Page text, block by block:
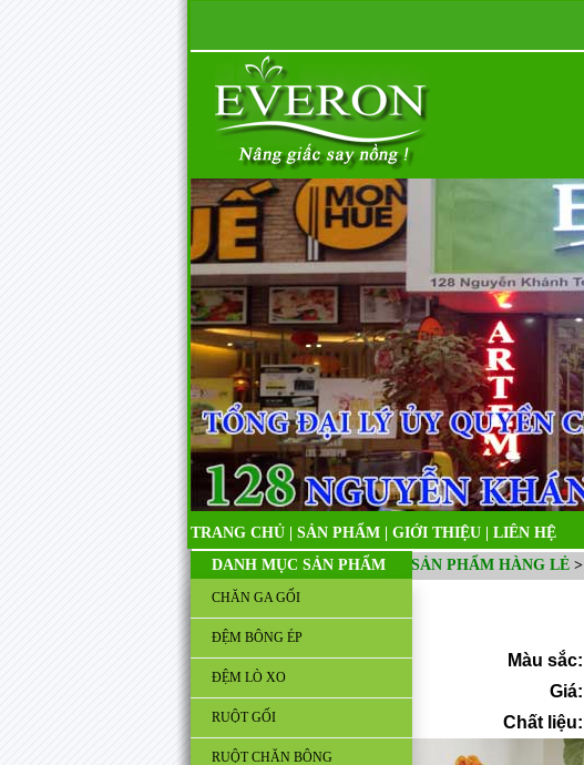
TRANG CHỦ SẢN PHẨM GIỚI THIỆU
LIÊN HỆ
DANH MỤC SẢN PHẨM
CHĂN GA GỐI
ĐỆM BÔNG ÉP
ĐỆM LÒ XO
RUỘT GỐI
RUỘT CHĂN BÔNG
SẢN PHẨM HÀNG LẺ >
Màu sắc:
Giá:
Chất liệu: